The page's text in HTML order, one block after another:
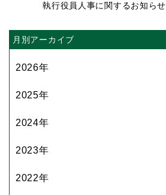
執行役員人事に関するお知らせ
月別アーカイブ
2026年
2025年
2024年
2023年
2022年